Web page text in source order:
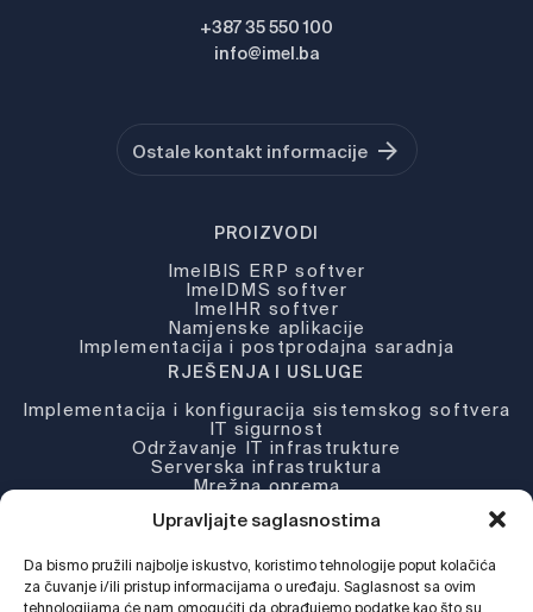
Upravljajte saglasnostima
Da bismo pružili najbolje iskustvo, koristimo tehnologije poput kolačića
za čuvanje i/ili pristup informacijama o uređaju. Saglasnost sa ovim
tehnologijama će nam omogućiti da obrađujemo podatke kao što su
+387 35 550 100
info@imel.ba
Ostale kontakt informacije
PROIZVODI
ImelBIS ERP softver
ImelDMS softver
ImelHR softver
Namjenske aplikacije
Implementacija i postprodajna saradnja
RJEŠENJA I USLUGE
Implementacija i konfiguracija sistemskog softvera
IT sigurnost
Održavanje IT infrastrukture
Serverska infrastruktura
Mrežna oprema
KOMPANIJA
O nama
Novosti
Djelatnosti